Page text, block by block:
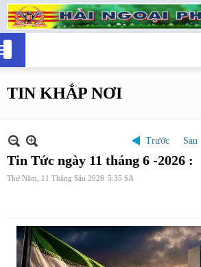
TIN KHẮP NƠI
Trước Sau
Tin Tức ngày 11 tháng 6 -2026 :
Thứ Năm, 11 Tháng Sáu 2026 5:35 SA